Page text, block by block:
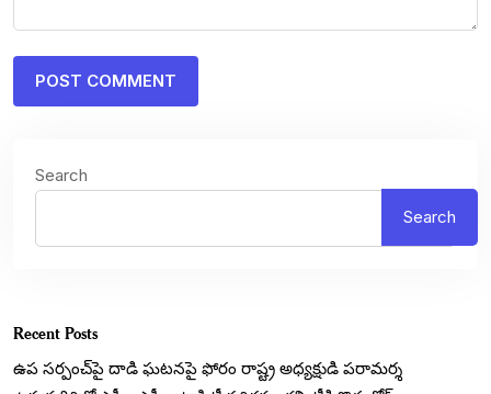
Search
Search
Recent Posts
ఉప సర్పంచ్‌పై దాడి ఘటనపై ఫోరం రాష్ట్ర అధ్యక్షుడి పరామర్శ